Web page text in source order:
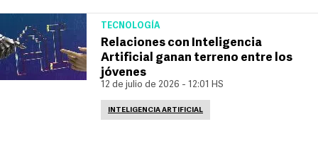
TECNOLOGÍA
Relaciones con Inteligencia
Artificial ganan terreno entre los
jóvenes
12 de julio de 2026 - 12:01 HS
INTELIGENCIA ARTIFICIAL